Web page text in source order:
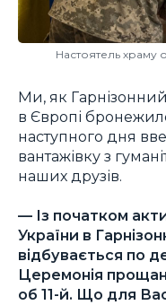
Настоятель храму
Ми, як
в Європі
наступного дня
вантажівку з
наших друзів.
— Із початком
України в
відбувається по
Церемонія
об 11-й. Що для